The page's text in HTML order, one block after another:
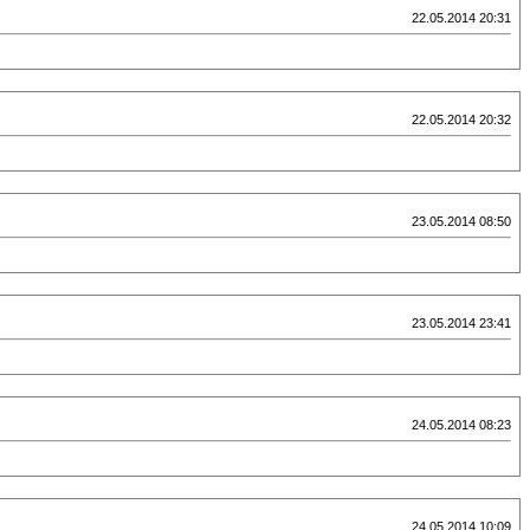
22.05.2014 20:31
22.05.2014 20:32
23.05.2014 08:50
23.05.2014 23:41
24.05.2014 08:23
24.05.2014 10:09